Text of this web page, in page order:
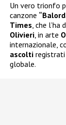
Un vero trionfo
canzone
Times, che
Olivieri, in arte
internazionale,
ascolti registrati
globale.